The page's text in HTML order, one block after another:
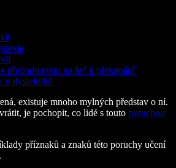
převodu textu na řeč k překonání
u dyslektiků
existuje mnoho mylných představ o ní.
je pochopit, co lidé s touto poruchou
příznaků a znaků této poruchy učení